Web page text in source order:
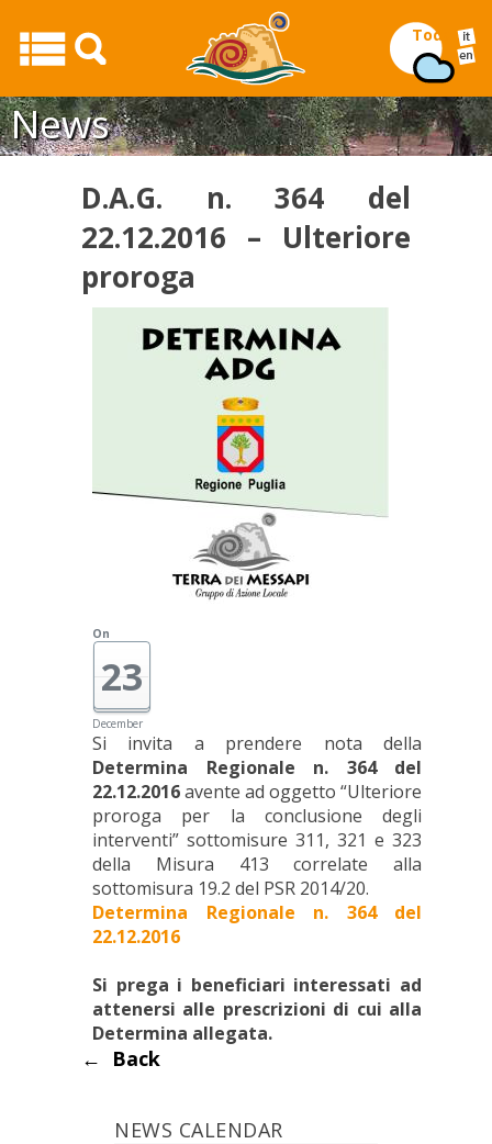
Today
News
D.A.G. n. 364 del
22.12.2016 – Ulteriore
proroga
On
23
December
Si invita a prendere nota della
Determina Regionale n. 364 del
22.12.2016avente ad oggetto “Ulteriore
proroga per la conclusione degli
interventi” sottomisure 311, 321 e 323
della Misura 413 correlate alla
sottomisura 19.2 del PSR 2014/20.
Determina Regionale n. 364 del
22.12.2016
Si prega i beneficiari interessati ad
attenersi alle prescrizioni di cui alla
Determina allegata.
← Back
NEWS CALENDAR